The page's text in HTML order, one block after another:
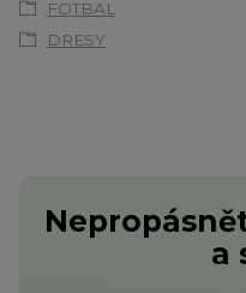
FOTBAL
DRESY
a